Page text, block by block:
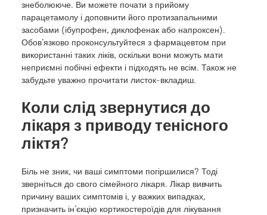
знеболююче. Ви можете почати з прийому
парацетамолу і доповнити його протизапальними
засобами (ібупрофен, диклофенак або напроксен).
Обов’язково проконсультуйтеся з фармацевтом при
використанні таких ліків, оскільки вони можуть мати
неприємні побічні ефекти і підходять не всім. Також не
забудьте уважно прочитати листок-вкладиш.
Коли слід звернутися до
лікаря з приводу тенісного
ліктя?
Біль не зник, чи ваші симптоми погіршилися? Тоді
зверніться до свого сімейного лікаря. Лікар вивчить
причину ваших симптомів і, у важких випадках,
призначить ін’єкцію кортикостероїдів для лікування